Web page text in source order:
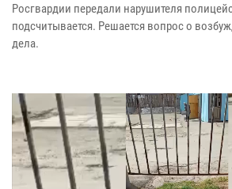
Росгвардии передали нарушителя
подсчитывается. Решается вопрос о
дела.